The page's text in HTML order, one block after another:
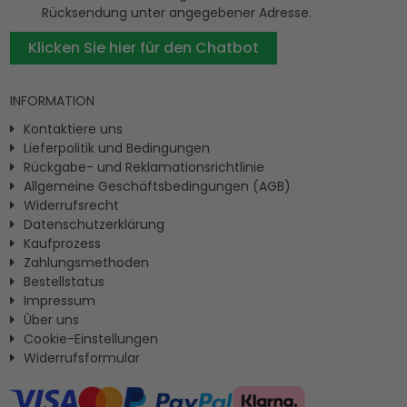
Rücksendung unter angegebener Adresse.
Klicken Sie hier für den Chatbot
INFORMATION
Kontaktiere uns
Lieferpolitik und Bedingungen
Rückgabe- und Reklamationsrichtlinie
Allgemeine Geschäftsbedingungen (AGB)
Widerrufsrecht
Datenschutzerklärung
Kaufprozess
Zahlungsmethoden
Bestellstatus
Impressum
Ûber uns
Cookie-Einstellungen
Widerrufsformular